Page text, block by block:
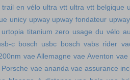
trail en vélo ultra vtt ultra vtt belgique
unicy upway upway fondateur
urtopia titanium zero usage du vélo
c bosch usbc bosch vabs rider
vae Allemagne vae Aventon vae
vae ananda vae assurance